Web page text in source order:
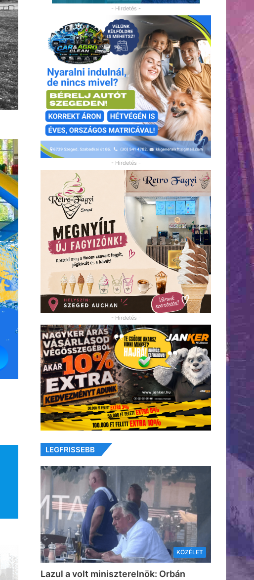
- Hirdetés -
- Hirdetés -
- Hirdetés -
LEGFRISSEBB
KÖZÉLET
Lazul a volt miniszterelnök: Orbán